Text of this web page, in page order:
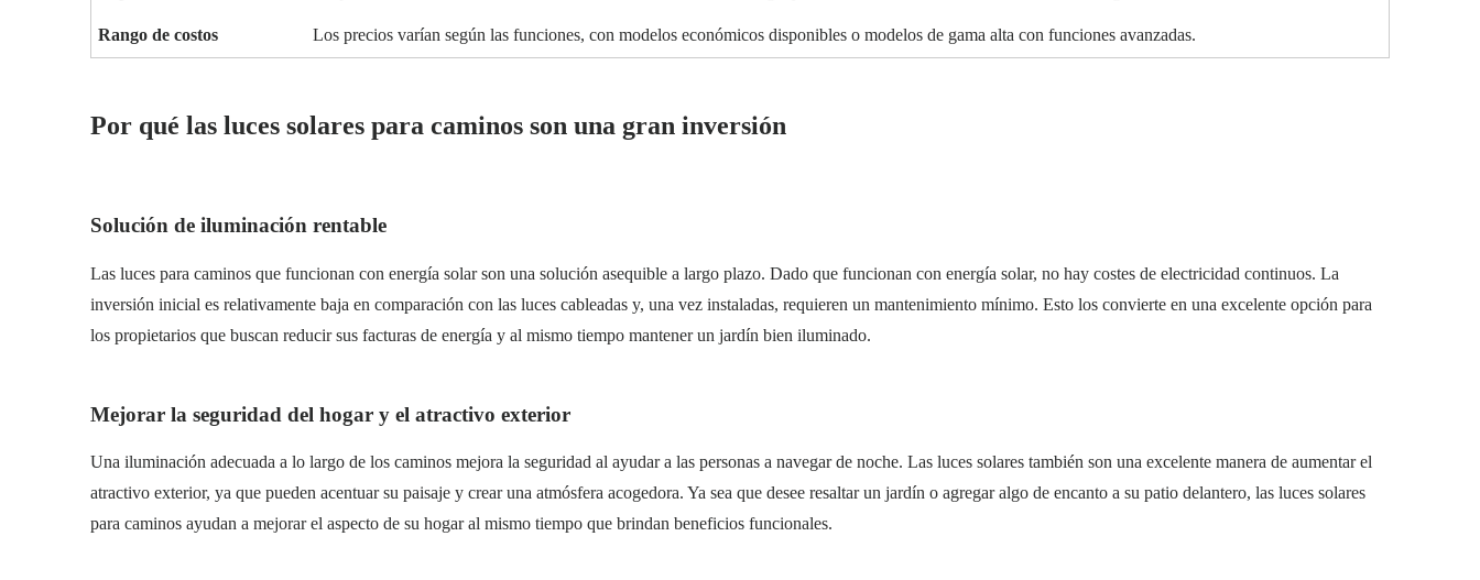
Rango de costos Los precios varían según las funciones, con modelos económicos disponibles o modelos de gama alta con funciones avanzadas.
Por qué las luces solares para caminos son una gran inversión
Solución de iluminación rentable
Las luces para caminos que funcionan con energía solar son una solución asequible a largo plazo. Dado que funcionan con energía solar, no hay costes de electricidad continuos. La
inversión inicial es relativamente baja en comparación con las luces cableadas y, una vez instaladas, requieren un mantenimiento mínimo. Esto los convierte en una excelente opción para
los propietarios que buscan reducir sus facturas de energía y al mismo tiempo mantener un jardín bien iluminado.
Mejorar la seguridad del hogar y el atractivo exterior
Una iluminación adecuada a lo largo de los caminos mejora la seguridad al ayudar a las personas a navegar de noche. Las luces solares también son una excelente manera de aumentar el
atractivo exterior, ya que pueden acentuar su paisaje y crear una atmósfera acogedora. Ya sea que desee resaltar un jardín o agregar algo de encanto a su patio delantero, las luces solares
para caminos ayudan a mejorar el aspecto de su hogar al mismo tiempo que brindan beneficios funcionales.